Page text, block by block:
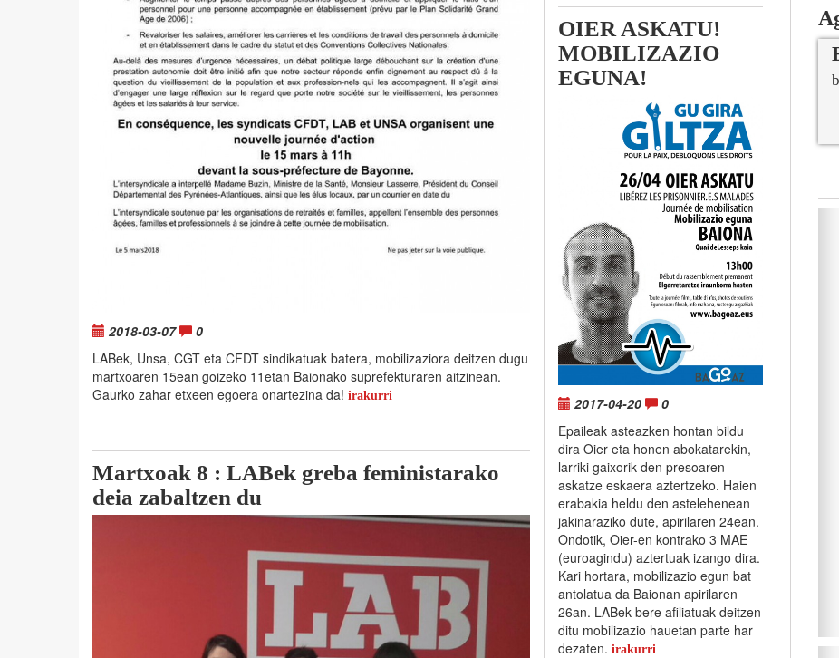
2018-03-07
0
LABek, Unsa, CGT eta CFDT sindikatuak batera, mobilizaziora deitzen dugu
martxoaren 15ean goizeko 11etan Baionako suprefekturaren aitzinean.
Gaurko zahar etxeen egoera onartezina da! irakurri
Martxoak 8 : LABek greba feministarako
deia zabaltzen du
OIER ASKATU!
MOBILIZAZIO
EGUNA!
2017-04-20
0
Epaileak asteazken hontan bildu
dira Oier eta honen abokatarekin,
larriki gaixorik den presoaren
askatze eskaera aztertzeko. Haien
erabakia heldu den astelehenean
jakinaraziko dute, apirilaren 24ean.
Ondotik, Oier-en kontrako 3 MAE
(euroagindu) aztertuak izango dira.
Kari hortara, mobilizazio egun bat
antolatua da Baionan apirilaren
26an. LABek bere afiliatuak deitzen
ditu mobilizazio hauetan parte har
dezaten.irakurri